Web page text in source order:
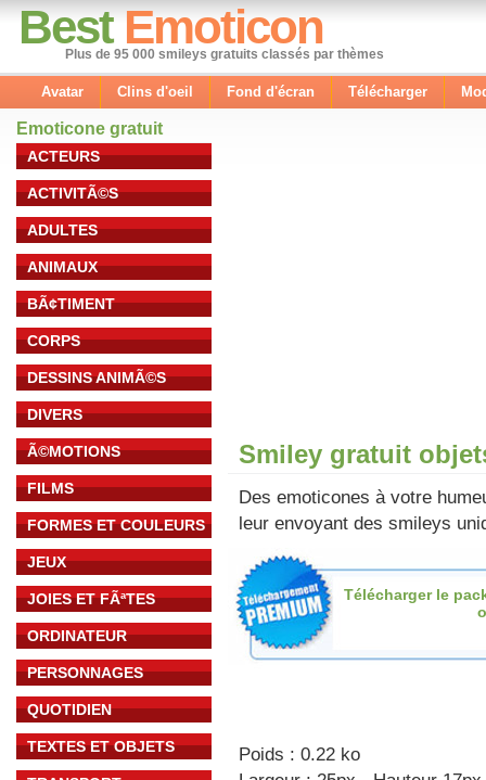
Best Emoticon
Plus de 95 000 smileys gratuits classés par thèmes
Avatar Clins d'oeil Fond d'écran Télécharger
Emoticone gratuit
ACTEURS
ACTIVITÃ©S
ADULTES
ANIMAUX
BÃ¢TIMENT
CORPS
DESSINS ANIMÃ©S
DIVERS
Ã©MOTIONS
FILMS
FORMES ET COULEURS
JEUX
JOIES ET FÃªTES
ORDINATEUR
PERSONNAGES
QUOTIDIEN
TEXTES ET OBJETS
Smiley gratuit
Des emoticones à votre
leur envoyant des smileys
Télécharger le
Poids : 0.22 ko